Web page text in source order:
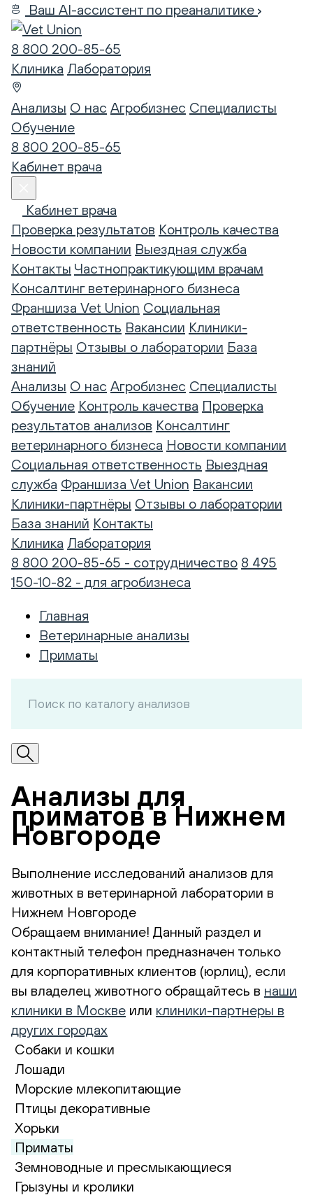
Ваш AI-ассистент по преаналитике
8 800 200-85-65
Клиника Лаборатория
Анализы О нас Агробизнес Специалисты
Обучение
8 800 200-85-65
Кабинет врача
Кабинет врача
Проверка результатов Контроль качества
Новости компании Выездная служба
Контакты Частнопрактикующим врачам
Консалтинг ветеринарного бизнеса
Франшиза Vet Union Социальная
ответственность Вакансии Клиники-
партнёры Отзывы о лаборатории База
знаний
Анализы О нас Агробизнес Специалисты
Обучение Контроль качества Проверка
результатов анализов Консалтинг
ветеринарного бизнеса Новости компании
Социальная ответственность Выездная
служба Франшиза Vet Union Вакансии
Клиники-партнёры Отзывы о лаборатории
База знаний Контакты
Клиника Лаборатория
8 800 200-85-65 - сотрудничество 8 495
150-10-82 - для агробизнеса
Главная
Ветеринарные анализы
Приматы
Анализы для
приматов в Нижнем
Новгороде
Выполнение исследований анализов для
животных в ветеринарной лаборатории в
Нижнем Новгороде
Обращаем внимание! Данный раздел и
контактный телефон предназначен только
для корпоративных клиентов (юрлиц), если
вы владелец животного обращайтесь в наши
клиники в Москве или клиники-партнеры в
других городах
Собаки и кошки
Лошади
Морские млекопитающие
Птицы декоративные
Хорьки
Приматы
Земноводные и пресмыкающиеся
Грызуны и кролики